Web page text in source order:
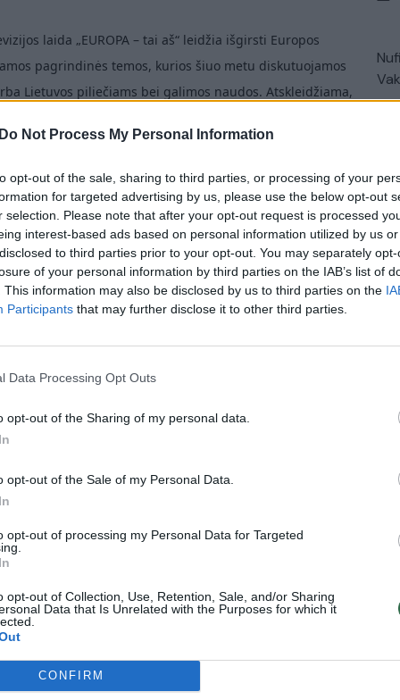
Do Not Process My Personal Information
opt-out of the sale, sharing to third parties, or processing of your
for targeted advertising by us, please use the below opt-out
selection. Please note that after your opt-out request is processed
interest-based ads based on personal information utilized by us
to third parties prior to your opt-out. You may separately
of your personal information by third parties on the IAB’s list of
This information may also be disclosed by us to third parties on the
Participants that may further disclose it to other third parties.
Data Processing Opt Outs
opt-out of the Sharing of my personal data.
opt-out of the Sale of my Personal Data.
opt-out of processing my Personal Data for Targeted
opt-out of Collection, Use, Retention, Sale, and/or Sharing
Data that Is Unrelated with the Purposes for which it
CONFIRM
laida „EUROPA – tai aš“ leidžia išgirsti Europos
pagrindinės temos, kurios šiuo metu diskutuojamos
Lietuvos piliečiams bei galimos naudos. Atskleidžiama,
vaidmenį kasdieniame jų gyvenime.
Sąjunga (ES) europarlamentarai
Visi įrašai
Karšta A. Kasparavičiaus ir Ž Pavilionio
diskusija: Rusija – Europos šeimos narė?
pavojingą įprotį: tą daro daugiau nei pusė
Žinios | Lietuvos diena